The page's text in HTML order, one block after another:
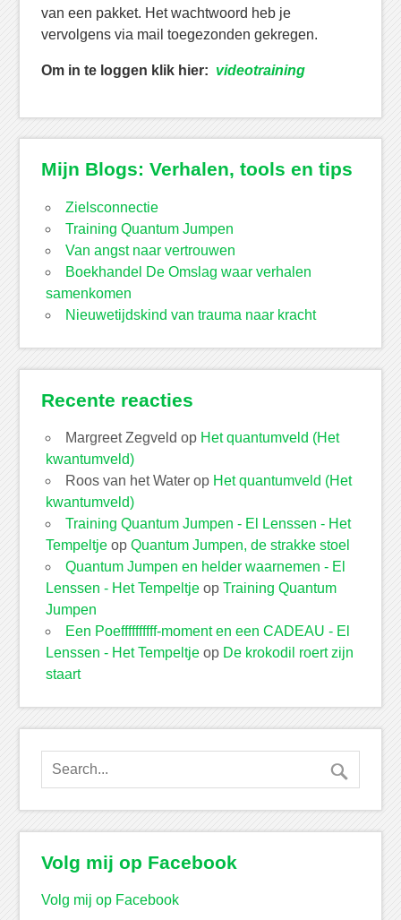
van een pakket. Het wachtwoord heb je
vervolgens via mail toegezonden gekregen.
Om in te loggen klik hier: videotraining
Mijn Blogs: Verhalen, tools en tips
Zielsconnectie
Training Quantum Jumpen
Van angst naar vertrouwen
Boekhandel De Omslag waar verhalen
samenkomen
Nieuwetijdskind van trauma naar kracht
Recente reacties
Margreet Zegveld op Het quantumveld (Het
kwantumveld)
Roos van het Waterop Het quantumveld (Het
kwantumveld)
Training Quantum Jumpen - El Lenssen - Het
Tempeltjeop Quantum Jumpen, de strakke stoel
Quantum Jumpen en helder waarnemen - El
Lenssen - Het Tempeltjeop Training Quantum
Jumpen
Een Poeffffffffff-moment en een CADEAU - El
Lenssen - Het Tempeltjeop De krokodil roert zijn
staart
Volg mij op Facebook
Volg mij op Facebook